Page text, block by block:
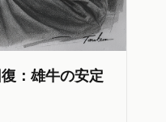
：雄牛の安定